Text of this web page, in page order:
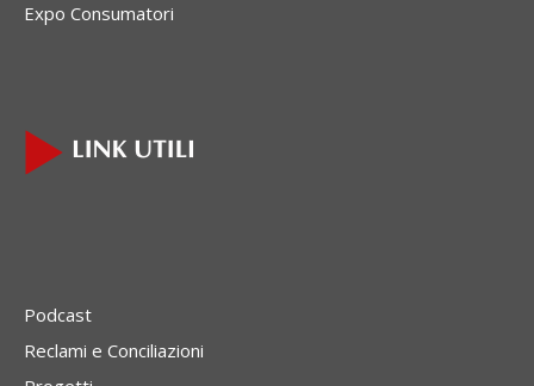
Expo Consumatori
Podcast
Reclami e Conciliazioni